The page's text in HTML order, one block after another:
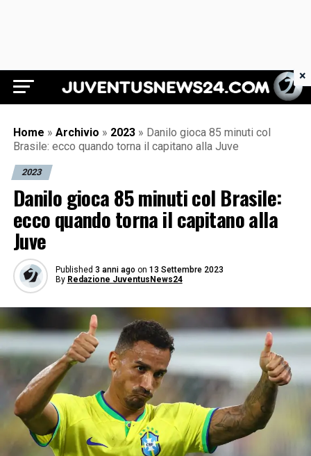
Juventus News 24
Home » Archivio » 2023 » Danilo gioca 85 minuti col
Brasile: ecco quando torna il capitano alla Juve
2023
Danilo gioca 85 minuti col Brasile:
ecco quando torna il capitano alla
Juve
Published 3 anni ago on 13 Settembre 2023
By Redazione JuventusNews24
×